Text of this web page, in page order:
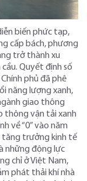
biến phức tạp,
cấp bách, phương
trở thành xu
Quyết định số
phủ đã phê
năng lượng xanh,
giao thông
thông vận tải xanh
về “0” vào năm
tăng trưởng kinh tế
những động lực
chỉ ở Việt Nam,
phát thải khí nhà